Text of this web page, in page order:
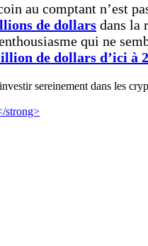
au comptant n’est
de dollars dans la
qui ne
de dollars d’ici à
sereinement dans les